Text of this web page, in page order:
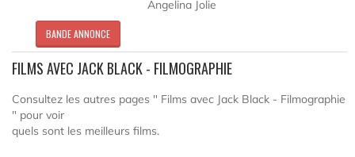
Angelina Jolie
BANDE ANNONCE
FILMS AVEC JACK BLACK - FILMOGRAPHIE
Consultez les autres pages " Films avec Jack Black - Filmographie
" pour voir
quels sont les meilleurs films.